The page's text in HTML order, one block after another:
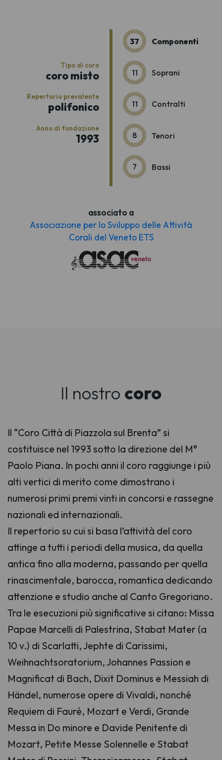
Tipo di coro
coro misto
Repertorio prevalente
polifonico
Anno di fondazione
1993
37 Componenti
11 Soprani
11 Contralti
8 Tenori
7 Bassi
associato a
Associazione per lo Sviluppo delle Attività
Corali del Veneto ETS
Il nostro coro
Il “Coro Città di Piazzola sul Brenta” si
costituisce nel 1993 sotto la direzione del M°
Paolo Piana. In pochi anni il coro raggiunge i più
alti vertici di merito come dimostrano i
numerosi primi premi vinti in concorsi e rassegne
nazionali ed internazionali.
Il repertorio su cui si basa l’attività del coro
attinge a tutti i periodi della musica, da quella
antica fino alla moderna, passando per quella
rinascimentale, barocca, romantica dedicando
attenzione e studio anche al Canto Gregoriano.
Tra le esecuzioni più significative si citano: Missa
Papae Marcelli di Palestrina, Stabat Mater (a
10 v.) di Scarlatti, Jephte di Carissimi,
Weihnachtsoratorium, Johannes Passion e
Magnificat di Bach, Dixit Dominus e Messiah di
Händel, numerose opere di Vivaldi, nonché
Requiem di Fauré, Mozart e Verdi, Grande
Messa in Do minore e Davide Penitente di
Mozart, Petite Messe Solennelle e Stabat